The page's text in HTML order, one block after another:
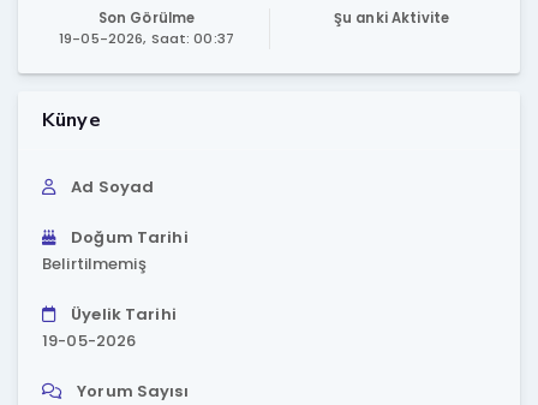
Son Görülme
19-05-2026, Saat: 00:37
Şu anki Aktivite
Künye
Ad Soyad
Doğum Tarihi
Belirtilmemiş
Üyelik Tarihi
19-05-2026
Yorum Sayısı